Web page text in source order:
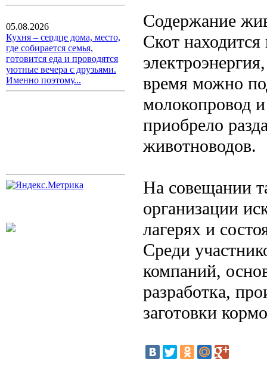
05.08.2026
Кухня – сердце дома, место,
где собирается семья,
готовится еда и проводятся
уютные вечера с друзьями.
Именно поэтому...
Содержание
Скот
время можно
молокопровод
приобрело
животноводов.
На совещании
организации
лагерях и
Среди
компаний,
разработка,
заготовки